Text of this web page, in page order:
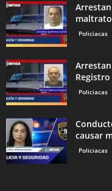
Policiacas
Policiacas
causar
Policiacas